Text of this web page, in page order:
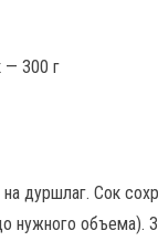
— 300 г
дуршлаг. Сок
нужного объема).